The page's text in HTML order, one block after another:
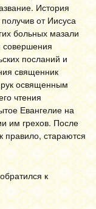
История
от Иисуса
больных мазали
посланий и
священник
освященным
чтения
Евангелие на
им грехов. После
правило, стараются
к